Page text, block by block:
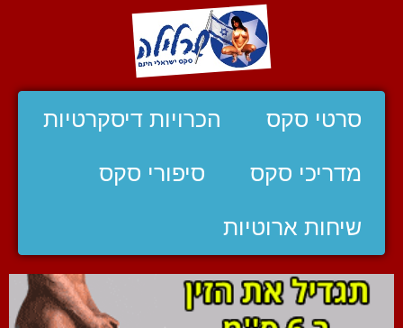
סרטי סקס הכרויות דיסקרטיות
מדריכי סקס סיפורי סקס
שיחות ארוטיות